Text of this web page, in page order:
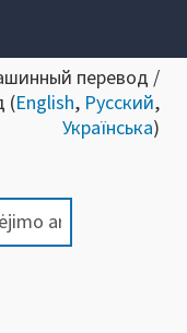
перевод /
(English, Русский,
Українська)